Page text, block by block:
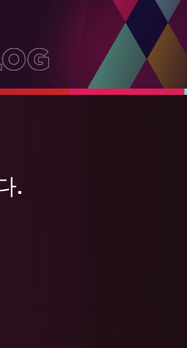
오 튜토리얼은 C#과 IronXL 사용하여
.